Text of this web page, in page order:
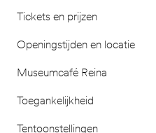
Tickets en prijzen
Openingstijden en locatie
Museumcafé Reina
Toegankelijkheid
Tentoonstellingen